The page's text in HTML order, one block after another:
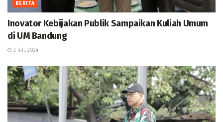
BERITA
Inovator Kebijakan Publik Sampaikan Kuliah Umum
di UM Bandung
2 Juli, 2024